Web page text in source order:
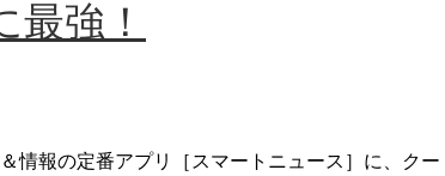
強！
情報の定番アプリ［スマートニュース］に、クー